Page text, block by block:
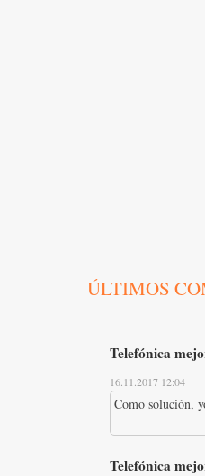
ÚLTIMOS
Telefónica
16.11.2017 12:04
Como solución,
Telefónica